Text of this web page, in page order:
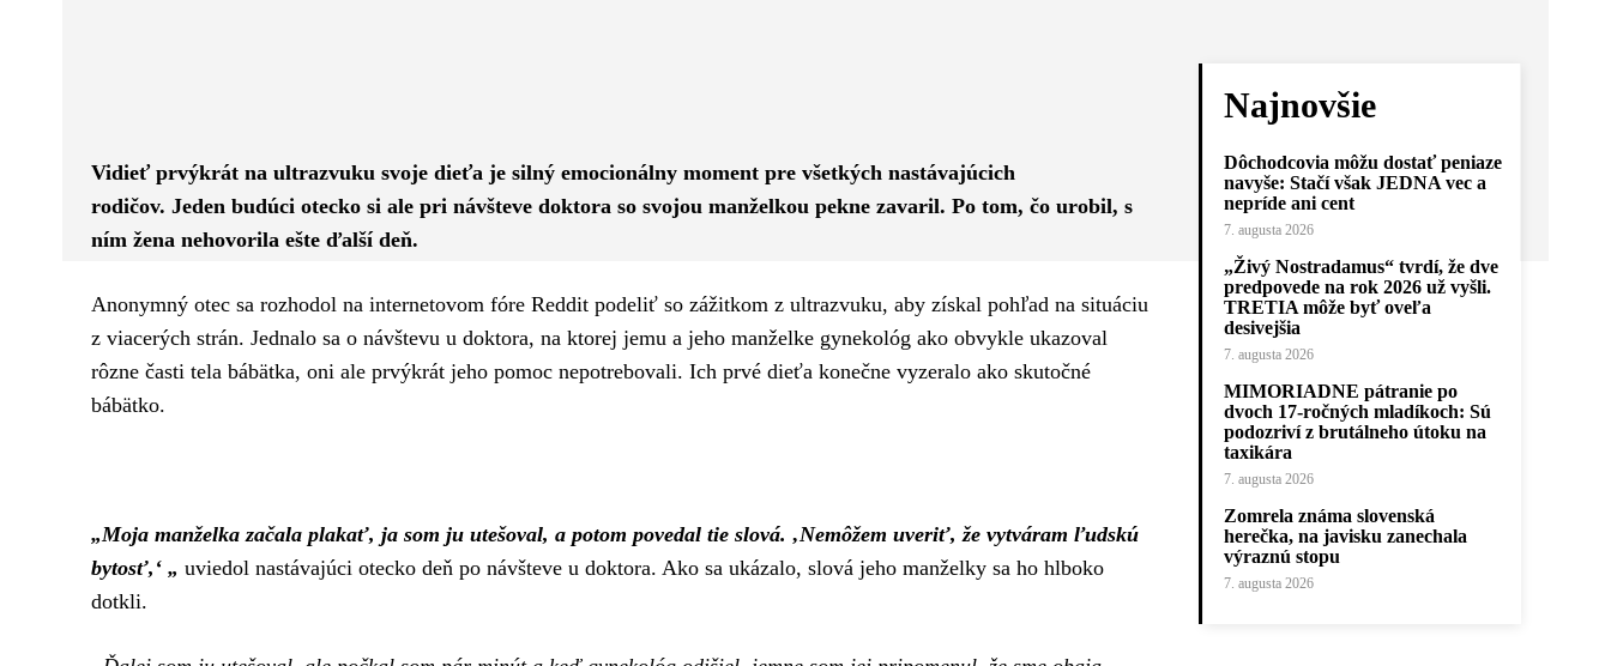
Vidieť prvýkrát na ultrazvuku svoje dieťa je silný emocionálny moment pre všetkých nastávajúcich
rodičov. Jeden budúci otecko si ale pri návšteve doktora so svojou manželkou pekne zavaril. Po tom, čo urobil, s
ním žena nehovorila ešte ďalší deň.
Anonymný otec sa rozhodol na internetovom fóre Reddit podeliť so zážitkom z ultrazvuku, aby získal pohľad na situáciu
z viacerých strán. Jednalo sa o návštevu u doktora, na ktorej jemu a jeho manželke gynekológ ako obvykle ukazoval
rôzne časti tela bábätka, oni ale prvýkrát jeho pomoc nepotrebovali. Ich prvé dieťa konečne vyzeralo ako skutočné
bábätko.
„Moja manželka začala plakať, ja som ju utešoval, a potom povedal tie slová. ‚Nemôžem uveriť, že vytváram ľudskú
bytosť,‘ „ uviedol nastávajúci otecko deň po návšteve u doktora. Ako sa ukázalo, slová jeho manželky sa ho hlboko
dotkli.
Najnovšie
Dôchodcovia môžu dostať peniaze
navyše: Stačí však JEDNA vec a
nepríde ani cent
7. augusta 2026
„Živý Nostradamus“ tvrdí, že dve
predpovede na rok 2026 už vyšli.
TRETIA môže byť oveľa
desivejšia
7. augusta 2026
MIMORIADNE pátranie po
dvoch 17-ročných mladíkoch: Sú
podozriví z brutálneho útoku na
taxikára
7. augusta 2026
Zomrela známa slovenská
herečka, na javisku zanechala
výraznú stopu
7. augusta 2026